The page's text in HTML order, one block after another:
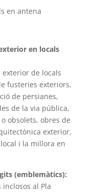
en antena
en locals
de locals
fusteries exteriors,
de persianes,
de la via pública,
obsolets, obres de
exterior,
i la millora en
(emblemàtics):
al Pla